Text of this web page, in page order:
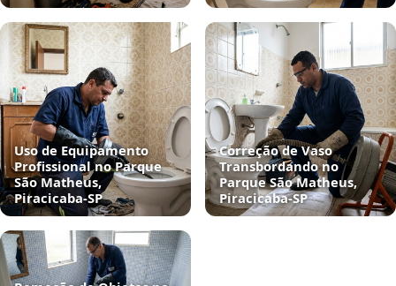
Uso de Equipamento
Profissional no Parque
São Matheus,
Piracicaba‑SP
Correção de Vaso
Transbordando no
Parque São Matheus,
Piracicaba‑SP